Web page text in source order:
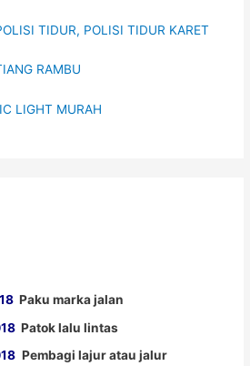
TIDUR, POLISI TIDUR KARET
RAMBU
LIGHT MURAH
Paku marka jalan
Patok lalu lintas
Pembagi lajur atau jalur